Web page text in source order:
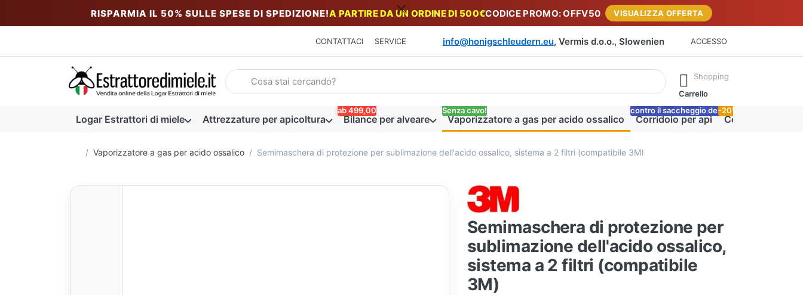
RISPARMIA IL 50% SULLE SPESE DI SPEDIZIONE!A PARTIRE DA UN ORDINE DI 500€CODICE PROMO: OFFV50 VISUALIZZA OFFERTA
CONTATTACI SERVICE info@honigschleudern.eu, Vermis d.o.o., Slowenien ACCESSO
Inserire un termine di ricerca. I primi risultati appaiono automaticamente durante la digitazione. Premere il tasto Invio per richiamare
Shopping
Carrello
Logar Estrattori di miele Attrezzature per apicoltura Bilance per alveare
ab 499,00
Vaporizzatore a gas per acido ossalico
Senza cavo!
Corridoio per api
contro il saccheggio delle api
Coperta miele
-20%
Homepage
Vaporizzatore a gas per acido ossalico Semimaschera di protezione per sublimazione dell'acido ossalico, sistema a 2 filtri (compatibile 3M)
Semimaschera di protezione per
sublimazione dell'acido ossalico,
sistema a 2 filtri (compatibile
3M)